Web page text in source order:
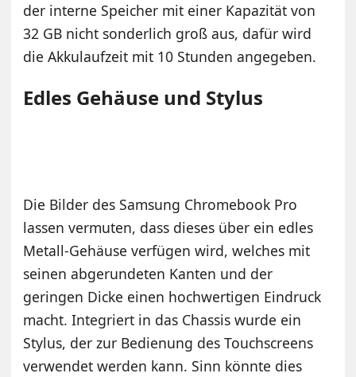
der interne Speicher mit einer Kapazität von
32 GB nicht sonderlich groß aus, dafür wird
die Akkulaufzeit mit 10 Stunden angegeben.
Edles Gehäuse und Stylus
Die Bilder des Samsung Chromebook Pro
lassen vermuten, dass dieses über ein edles
Metall-Gehäuse verfügen wird, welches mit
seinen abgerundeten Kanten und der
geringen Dicke einen hochwertigen Eindruck
macht. Integriert in das Chassis wurde ein
Stylus, der zur Bedienung des Touchscreens
verwendet werden kann. Sinn könnte dies